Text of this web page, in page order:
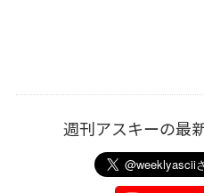
週刊アスキーの最